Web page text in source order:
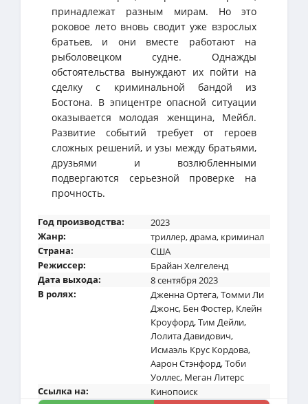
принадлежат разным мирам. Но это
роковое лето вновь сводит уже взрослых
братьев, и они вместе работают на
рыболовецком судне. Однажды
обстоятельства вынуждают их пойти на
сделку с криминальной бандой из
Бостона. В эпицентре опасной ситуации
оказывается молодая женщина, Мейбл.
Развитие событий требует от героев
сложных решений, и узы между братьями,
друзьями и возлюбленными
подвергаются серьезной проверке на
прочность.
Год производства:
2023
Жанр:
триллер,драма, криминал
Страна:
США
Режиссер:
Брайан Хелгеленд
Дата выхода:
8 сентября 2023
В ролях:
Дженна Ортега,Томми Ли
Джонс, Бен Фостер, Клейн
Кроуфорд,Тим Дейли,
Лолита Давидович,
Исмаэль Крус Кордова,
Аарон Стэнфорд,Тоби
Уоллес, Меган Литерс
Ссылка на:
Кинопоиск